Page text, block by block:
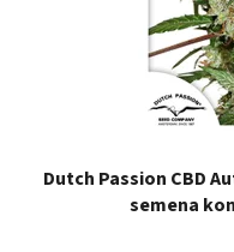
Dutch Passion CBD
semena